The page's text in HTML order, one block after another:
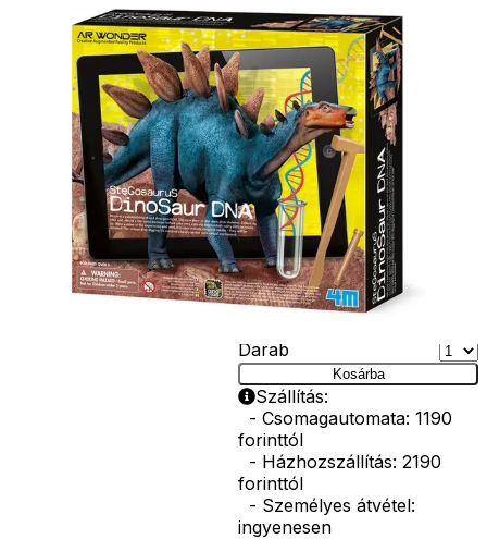
- Egyéb nyári játékok
Lábbal hajtós
járművek
Téli játékok
meg tudod
jeleníteni a
Stegosaurust
képernyőn át
nézve, sőt még
videót is
készíthetsz, amit
megoszthatsz az
interneten! A 4M
Stegosaurus
készlet
csomagolási
méretei: 24 x 6 x
22 cm
Darab
Kosárba
Szállítás:
- Csomagautomata: 1190
forinttól
- Házhozszállítás: 2190
forinttól
- Személyes átvétel:
ingyenesen